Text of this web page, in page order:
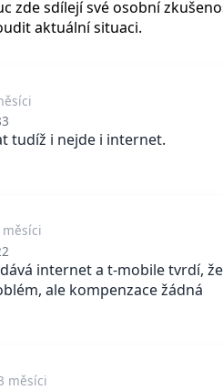
zde sdílejí své osobní
aktuální situaci.
tudíž i nejde i internet.
internet a t-mobile tvrdí,
ale kompenzace žádná
měsíci